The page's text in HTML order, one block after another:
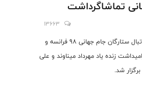
تماشاگرداشت
13663
عصر روز گذشته دیدار دوستانه دو تیم فوتبال ستارگان جام جهانی 98 فرانسه و
زنده یاد مهرداد میناوند و علی
شد.